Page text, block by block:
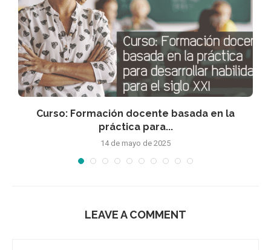
Curso: Formación docente basada en la
práctica para...
14 de mayo de 2025
LEAVE A COMMENT